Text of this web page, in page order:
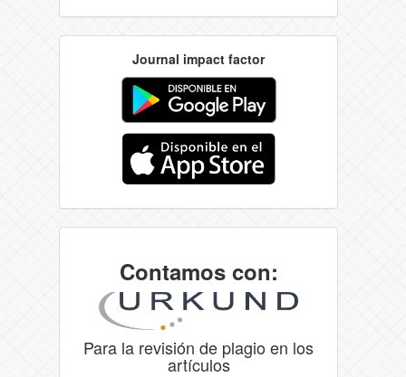
Journal impact factor
Contamos con:
Para la revisión de plagio en los
artículos